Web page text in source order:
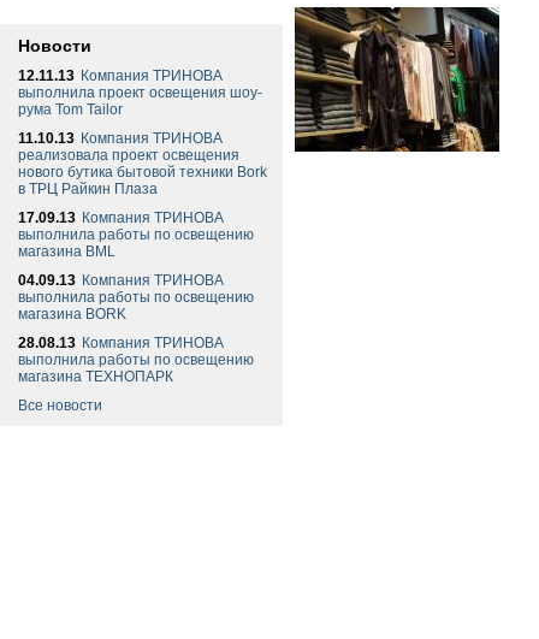
Новости
12.11.13 Компания ТРИНОВА
выполнила проект освещения шоу-
рума Tom Tailor
11.10.13 Компания ТРИНОВА
реализовала проект освещения
нового бутика бытовой техники Bork
в ТРЦ Райкин Плаза
17.09.13 Компания ТРИНОВА
выполнила работы по освещению
магазина BML
04.09.13 Компания ТРИНОВА
выполнила работы по освещению
магазина BORK
28.08.13 Компания ТРИНОВА
выполнила работы по освещению
магазина ТЕХНОПАРК
Все новости